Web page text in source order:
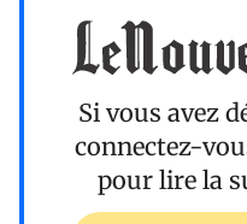
Si vous avez
connectez-
pour lire la